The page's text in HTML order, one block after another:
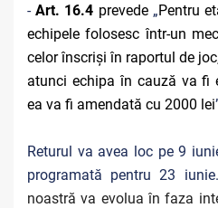
-Art. 16.4 prevede „Pentru
echipele folosesc într-un
celor înscriși în raportul de
atunci echipa în cauză va fi
ea va fi amendată cu 2000 lei
Returul va avea loc pe 9
programată pentru 23
noastră va evolua în faza